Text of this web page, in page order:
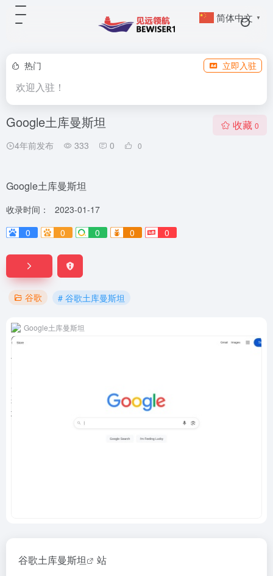
热门 立即入驻
欢迎入驻！
Google土库曼斯坦
4年前发布 333 0 0
收藏 0
Google土库曼斯坦
收录时间：
2023-01-17
0
0 0 0 0
谷歌 # 谷歌土库曼斯坦
Google土库曼斯坦
谷歌土库曼斯坦 站
简体中文 ▼